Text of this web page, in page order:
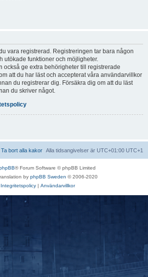
vara registrerad. Registreringen tar bara någon
utökade funktioner och möjligheter.
också ge extra behörigheter till registrerade
att du har läst och accepterat våra användarvillkor
du registrerar dig. Försäkra dig om att du läst
du skriver något.
Alla tidsangivelser är UTC+01:00 UTC+1
Ta bort alla kakor
® Forum Software © phpBB Limited
by phpBB Sweden © 2006-2020
Integritetspolicy| Användarvillkor